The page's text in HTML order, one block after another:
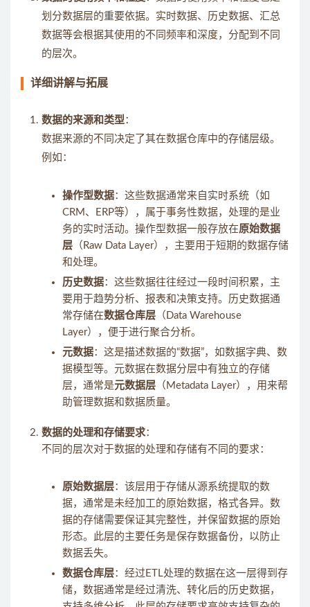
划分数据层的重要依据。实时数据、历史数据、汇总
数据等会根据其使用的不同频率和深度，分配到不同
的层次。
详细讲解与拓展
数据的来源和类型：
数据来源的不同决定了其在数据仓库中的存储层级。
例如：
操作型数据：这些数据通常来自实时系统（如
CRM、ERP等），属于事务性数据，处理的是业
务的实时活动。操作型数据一般存放在原始数据
层 （Raw Data Layer），主要用于短期的数据存储
和处理。
历史数据：这些数据往往经过一段时间积累，主
要用于趋势分析、报表和决策支持。历史数据通
常存储在数据仓库层 （Data Warehouse
Layer），便于进行聚合分析。
元数据：这是描述数据的“数据”，如数据字典、数
据模型等。元数据在数据分层中有独立的存储
层，通常是元数据层 （Metadata Layer），用来帮
助管理数据和数据质量。
数据的处理和存储要求：
不同的层次对于数据的处理和存储有不同的要求：
原始数据层：该层用于存储从源系统提取的数
据，通常是未经加工的原始数据，格式各异。数
据的存储需要保证其完整性，并保留数据的原始
形态。此层的主要任务是保存数据备份，以防止
数据丢失。
数据仓库层：经过ETL处理的数据在这一层得到存
储，数据通常是经过清洗、转化后的历史数据，